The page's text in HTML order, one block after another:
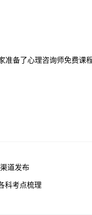
备了心理咨询师免费课
道发布
科考点梳理